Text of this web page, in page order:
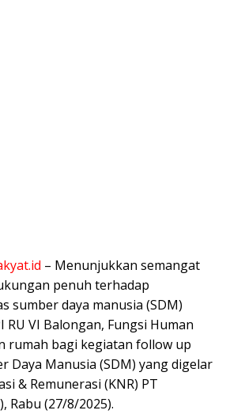
– Menunjukkan semangat
penuh terhadap
sumber daya manusia (SDM)
RU VI Balongan, Fungsi Human
rumah bagi kegiatan follow up
Daya Manusia (SDM) yang digelar
& Remunerasi (KNR) PT
Rabu (27/8/2025).